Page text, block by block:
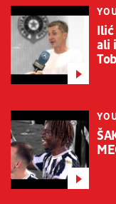
Ilić
ali